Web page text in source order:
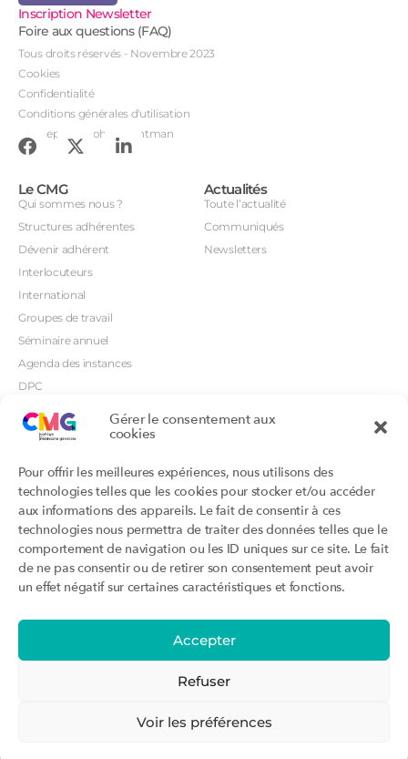
Gérer le consentement aux
cookies
Pour offrir les meilleures expériences, nous utilisons des
technologies telles que les cookies pour stocker et/ou accéder
aux informations des appareils. Le fait de consentir à ces
technologies nous permettra de traiter des données telles que le
comportement de navigation ou les ID uniques sur ce site. Le fait
de ne pas consentir ou de retirer son consentement peut avoir
un effet négatif sur certaines caractéristiques et fonctions.
Accepter
Refuser
Voir les préférences
Inscription Newsletter
Foire aux questions (FAQ)
Tous droits réservés - Novembre 2023
Cookies
Confidentialité
Conditions générales d'utilisation
Conception : John Brightman
Le CMG
Qui sommes nous ?
Structures adhérentes
Dévenir adhérent
Interlocuteurs
International
Groupes de travail
Séminaire annuel
Agenda des instances
DPC
CSI
Orientations prioritaires
Actualités
Toute l’actualité
Communiqués
Newsletters
Productions
Productions du Collège
Productions des structures
adhérentes
Labellisation
Addictions et médecine générale
Et si c’était une maladie rare ?
Portails
Annuaire DU/DIU
Archimede.fr
Ebmfrance.net
Toutes les recos
Certificats-absurdes.fr
la contraception dite masculine
Activité « sommeil »
Évènements
CMGF 2025
CMGF - Editions précédentes
Agenda